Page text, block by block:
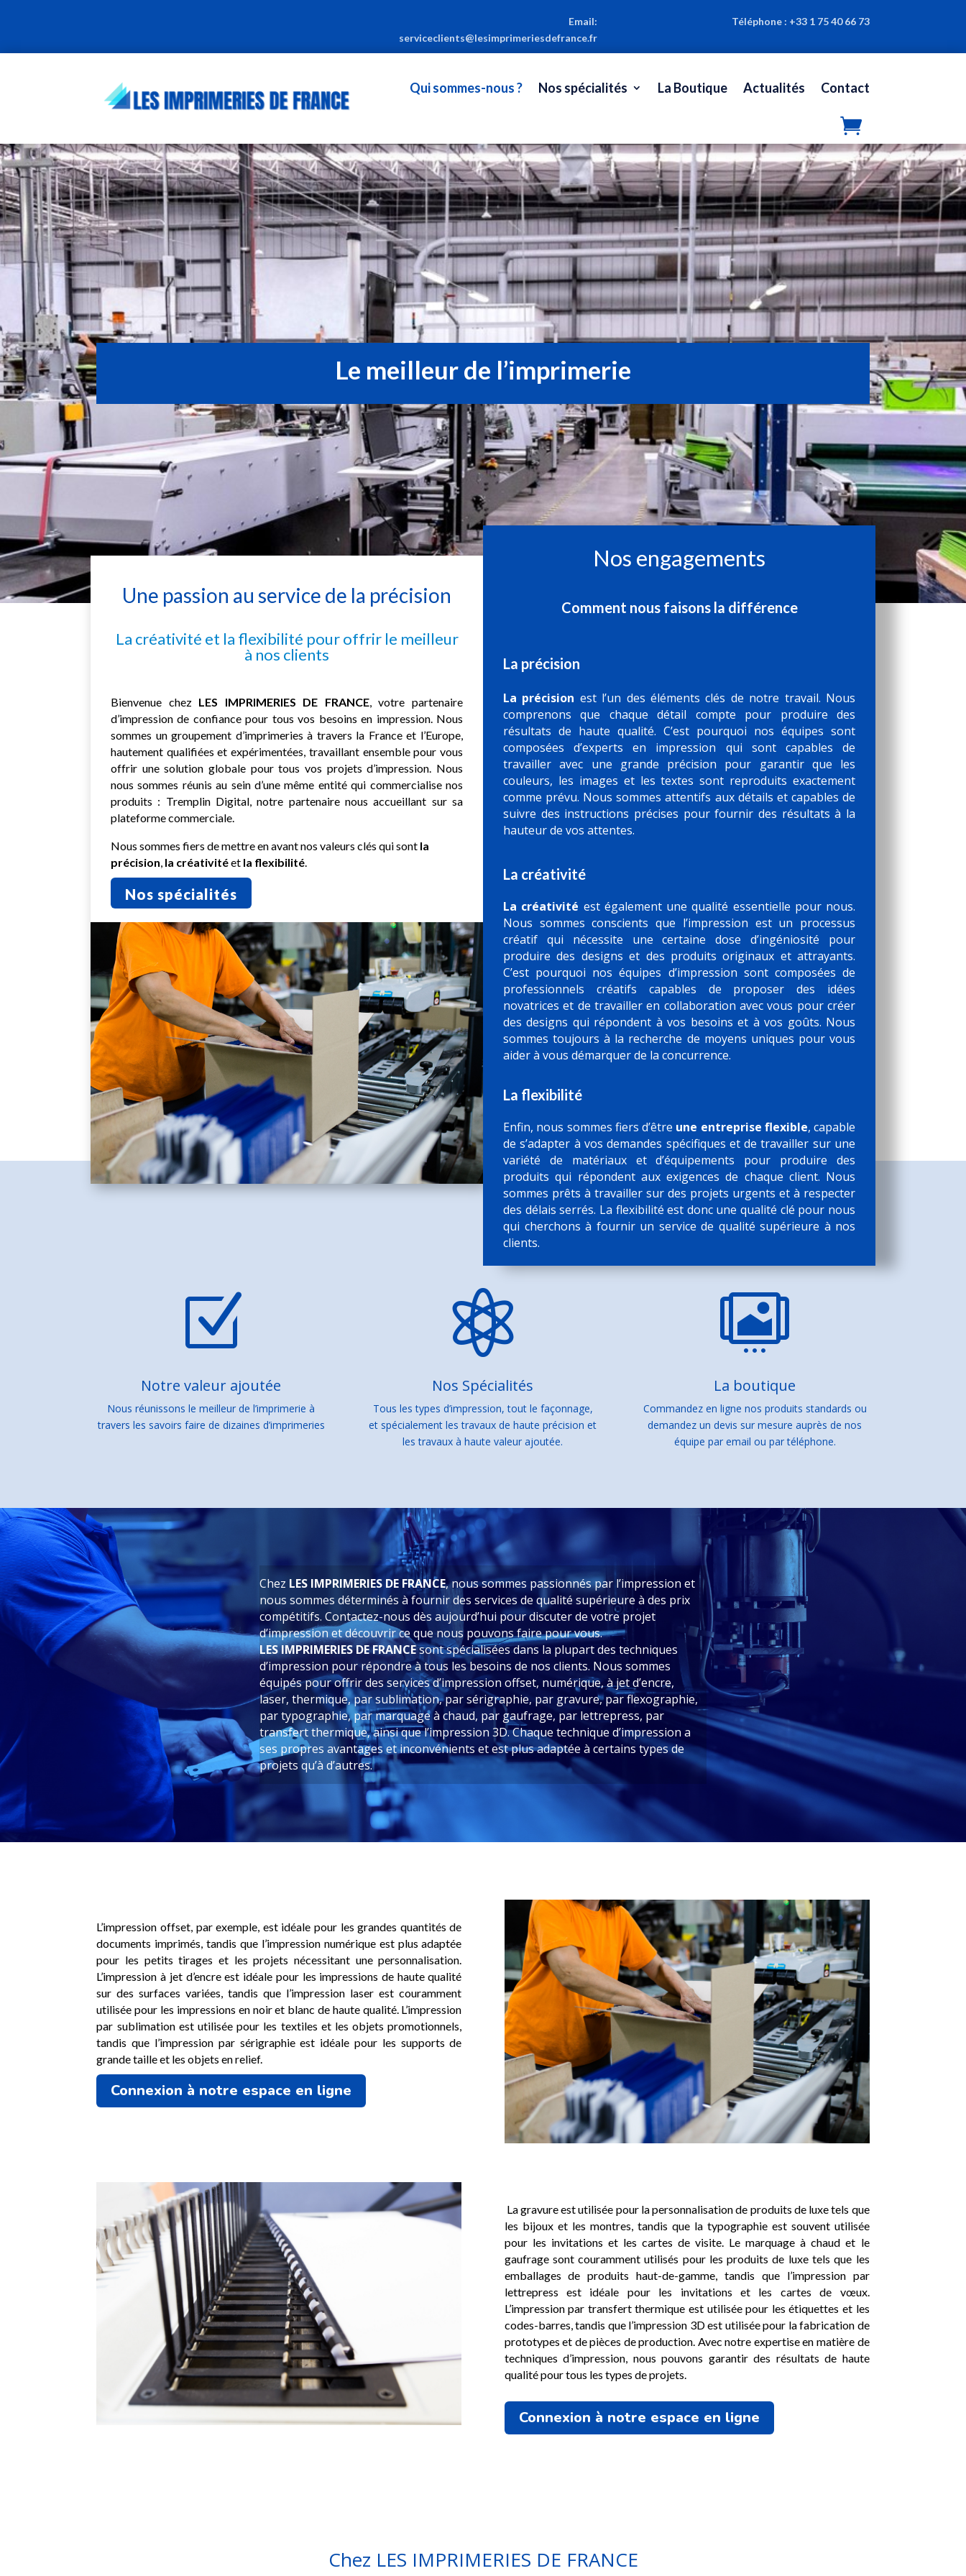
Email:
serviceclients@lesimprimeriesdefrance.fr
Téléphone : +33 1 75 40 66 73
Qui sommes-nous ? Nos spécialités La Boutique Actualités Contact
Le meilleur de l’imprimerie
Une passion au service de la précision
La créativité et la flexibilité pour offrir le meilleur
à nos clients
Bienvenue chez LES IMPRIMERIES DE FRANCE, votre partenaire
d’impression de confiance pour tous vos besoins en impression. Nous
sommes un groupement d’imprimeries à travers la France et l’Europe,
hautement qualifiées et expérimentées, travaillant ensemble pour vous
offrir une solution globale pour tous vos projets d’impression. Nous
nous sommes réunis au sein d’une même entité qui commercialise nos
produits : Tremplin Digital, notre partenaire nous accueillant sur sa
plateforme commerciale.
Nous sommes fiers de mettre en avant nos valeurs clés qui sont la
précision, la créativitéet la flexibilité.
Nos spécialités
Nos engagements
Comment nous faisons la différence
La précision
La précision est l’un des éléments clés de notre travail. Nous
comprenons que chaque détail compte pour produire des
résultats de haute qualité. C’est pourquoi nos équipes sont
composées d’experts en impression qui sont capables de
travailler avec une grande précision pour garantir que les
couleurs, les images et les textes sont reproduits exactement
comme prévu. Nous sommes attentifs aux détails et capables de
suivre des instructions précises pour fournir des résultats à la
hauteur de vos attentes.
La créativité
La créativité est également une qualité essentielle pour nous.
Nous sommes conscients que l’impression est un processus
créatif qui nécessite une certaine dose d’ingéniosité pour
produire des designs et des produits originaux et attrayants.
C’est pourquoi nos équipes d’impression sont composées de
professionnels créatifs capables de proposer des idées
novatrices et de travailler en collaboration avec vous pour créer
des designs qui répondent à vos besoins et à vos goûts. Nous
sommes toujours à la recherche de moyens uniques pour vous
aider à vous démarquer de la concurrence.
La flexibilité
Enfin, nous sommes fiers d’être une entreprise flexible, capable
de s’adapter à vos demandes spécifiques et de travailler sur une
variété de matériaux et d’équipements pour produire des
produits qui répondent aux exigences de chaque client. Nous
sommes prêts à travailler sur des projets urgents et à respecter
des délais serrés. La flexibilité est donc une qualité clé pour nous
qui cherchons à fournir un service de qualité supérieure à nos
clients.
Z
Notre valeur ajoutée
Nous réunissons le meilleur de l’imprimerie à
travers les savoirs faire de dizaines d’imprimeries

Nos Spécialités
Tous les types d’impression, tout le façonnage,
et spécialement les travaux de haute précision et
les travaux à haute valeur ajoutée.

La boutique
Commandez en ligne nos produits standards ou
demandez un devis sur mesure auprès de nos
équipe par email ou par téléphone.
Chez LES IMPRIMERIES DE FRANCE, nous sommes passionnés par l’impression et
nous sommes déterminés à fournir des services de qualité supérieure à des prix
compétitifs. Contactez-nous dès aujourd’hui pour discuter de votre projet
d’impression et découvrir ce que nous pouvons faire pour vous.
LES IMPRIMERIES DE FRANCEsont spécialisées dans la plupart des techniques
d’impression pour répondre à tous les besoins de nos clients. Nous sommes
équipés pour offrir des services d’impression offset, numérique, à jet d’encre,
laser, thermique, par sublimation, par sérigraphie, par gravure, par flexographie,
par typographie, par marquage à chaud, par gaufrage, par lettrepress, par
transfert thermique, ainsi que l’impression 3D. Chaque technique d’impression a
ses propres avantages et inconvénients et est plus adaptée à certains types de
projets qu’à d’autres.
L’impression offset, par exemple, est idéale pour les grandes quantités de
documents imprimés, tandis que l’impression numérique est plus adaptée
pour les petits tirages et les projets nécessitant une personnalisation.
L’impression à jet d’encre est idéale pour les impressions de haute qualité
sur des surfaces variées, tandis que l’impression laser est couramment
utilisée pour les impressions en noir et blanc de haute qualité. L’impression
par sublimation est utilisée pour les textiles et les objets promotionnels,
tandis que l’impression par sérigraphie est idéale pour les supports de
grande taille et les objets en relief.
Connexion à notre espace en ligne
La gravure est utilisée pour la personnalisation de produits de luxe tels que
les bijoux et les montres, tandis que la typographie est souvent utilisée
pour les invitations et les cartes de visite. Le marquage à chaud et le
gaufrage sont couramment utilisés pour les produits de luxe tels que les
emballages de produits haut-de-gamme, tandis que l’impression par
lettrepress est idéale pour les invitations et les cartes de vœux.
L’impression par transfert thermique est utilisée pour les étiquettes et les
codes-barres, tandis que l’impression 3D est utilisée pour la fabrication de
prototypes et de pièces de production. Avec notre expertise en matière de
techniques d’impression, nous pouvons garantir des résultats de haute
qualité pour tous les types de projets.
Connexion à notre espace en ligne
Chez LES IMPRIMERIES DE FRANCE